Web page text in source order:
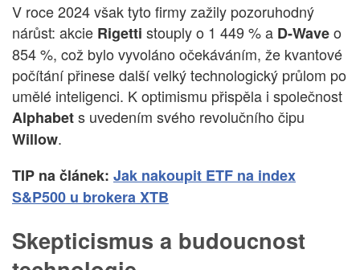
V roce 2024 však tyto firmy zažily pozoruhodný
nárůst: akcie Rigetti stouply o 1 449 % a D-Waveo
854 %, což bylo vyvoláno očekáváním, že kvantové
počítání přinese další velký technologický průlom po
umělé inteligenci. K optimismu přispěla i společnost
Alphabets uvedením svého revolučního čipu
Willow.
TIP na článek: Jak nakoupit ETF na index
S&P500 u brokera XTB
Skepticismus a budoucnost